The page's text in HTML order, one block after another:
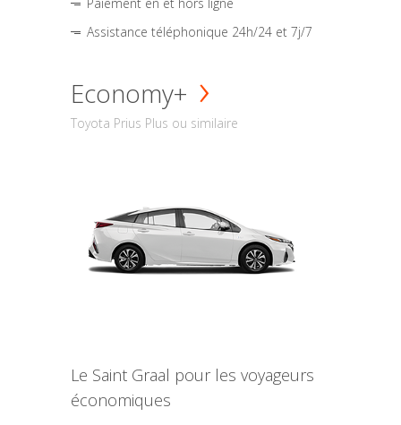
Assistance téléphonique 24h/24 et 7j/7
Economy+
Toyota Prius Plus ou similaire
Le Saint Graal pour les voyageurs
économiques